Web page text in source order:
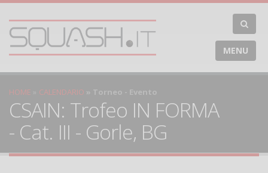
MENU
HOME CALENDARIO Torneo - Evento
CSAIN: Trofeo IN FORMA
- Cat. III - Gorle, BG